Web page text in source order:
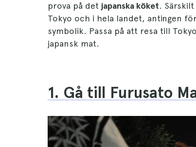
prova på det japanska köket.
Tokyo och i hela landet, antingen
symbolik. Passa på att resa till
japansk mat.
1. Gå till Furusato